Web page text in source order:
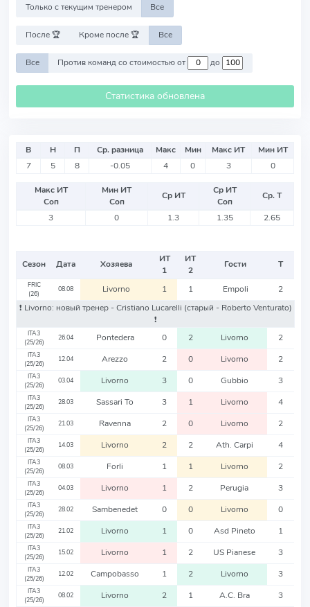
Только с текущим тренером Все
После 🏆 Кроме после 🏆 Все
Все Против команд со стоимостью от до
Статистика обновлена
В Н П Ср. разница Макс Мин Макс ИТ
Мин ИТ
7
5 8 -0.05 4 0 3 0
Макс ИТ
Соп
Мин ИТ
Соп
Ср ИТ
Ср ИТ
Соп
Ср. Т
3
0 1.3 1.35 2.65
Сезон Дата Хозяева
ИТ
1
ИТ
2
Гости Т
FRIC
(26)
08.08 Livorno 1 1 Empoli
2
❗️ Livorno: новый тренер - Cristiano Lucarelli (старый - Roberto Venturato)
❗️
ITA3
(25/26)
26.04 Pontedera 0 2 Livorno 2
ITA3
(25/26)
12.04 Arezzo 2 0 Livorno 2
ITA3
(25/26)
03.04 Livorno 3 0 Gubbio 3
ITA3
(25/26)
28.03 Sassari To 3 1 Livorno 4
ITA3
(25/26)
21.03 Ravenna 2 0 Livorno 2
ITA3
(25/26)
14.03 Livorno 2 2 Ath. Carpi 4
ITA3
(25/26)
08.03 Forli 1 1 Livorno 2
ITA3
(25/26)
04.03 Livorno 1 2 Perugia 3
ITA3
(25/26)
28.02 Sambenedet 0 0 Livorno 0
ITA3
(25/26)
21.02 Livorno 1 0 Asd Pineto 1
ITA3
(25/26)
15.02 Livorno 1 2 US Pianese 3
ITA3
(25/26)
12.02 Campobasso 1 2 Livorno 3
ITA3
(25/26)
08.02 Livorno 2 1 A.C. Bra 3